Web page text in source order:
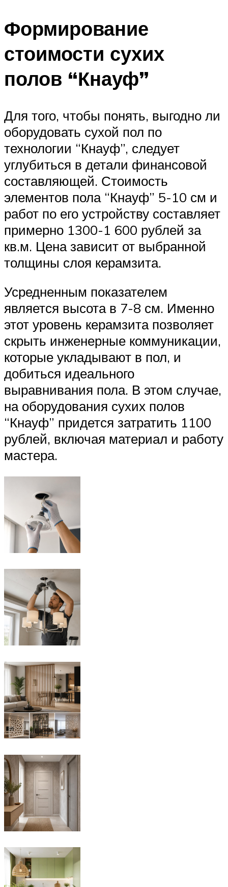
Формирование
стоимости сухих
полов “Кнауф”
Для того, чтобы понять, выгодно ли
оборудовать сухой пол по
технологии “Кнауф”, следует
углубиться в детали финансовой
составляющей. Стоимость
элементов пола “Кнауф” 5-10 см и
работ по его устройству составляет
примерно 1300-1 600 рублей за
кв.м. Цена зависит от выбранной
толщины слоя керамзита.
Усредненным показателем
является высота в 7-8 см. Именно
этот уровень керамзита позволяет
скрыть инженерные коммуникации,
которые укладывают в пол, и
добиться идеального
выравнивания пола. В этом случае,
на оборудования сухих полов
“Кнауф” придется затратить 1100
рублей, включая материал и работу
мастера.